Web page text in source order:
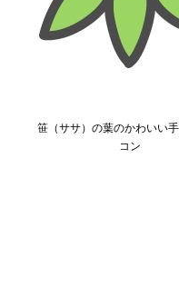
笹（ササ）の葉のかわいい
コン